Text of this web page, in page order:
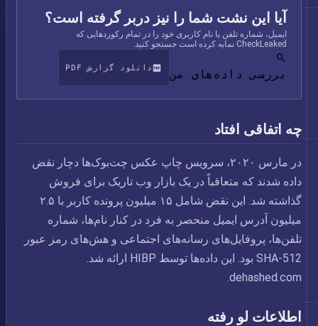
آیا این نشت شما را نیز دربر گرفته است؟
ایمیل، شماره تلفن یا نام کاربری خود را در تمام رکوردهایی که
CheckLeaked نمایه کرده است جستجو کنید.
بررسی داده‌های من دانلود گزارش PDF
چه اتفاقی افتاد
در مارس ۲۰۲۰، سرویس چاپ عکس چت‌بوک‌ها دچار نقض
داده شدند که متعاقباً در یک بازار وب تاریک برای فروش
گذاشته شد. این نقض شامل ۱۵ میلیون پرونده کاربر با ۲.۵
میلیون آدرس ایمیل منحصر به فرد در کنار نام‌ها، شماره
تلفن‌ها، پروفایل‌های رسانه‌های اجتماعی و هش‌های رمز عبور
SHA-512 بود. این داده‌ها توسط HIBP ارائه شد.
dehashed.com.
اطلاعات لو رفته